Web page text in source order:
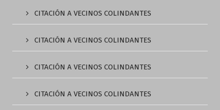
CITACIÓN A VECINOS COLINDANTES
CITACIÓN A VECINOS COLINDANTES
CITACIÓN A VECINOS COLINDANTES
CITACIÓN A VECINOS COLINDANTES